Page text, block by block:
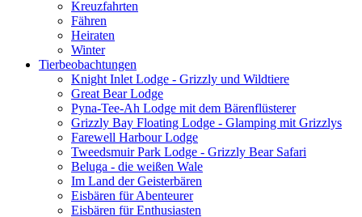
Kreuzfahrten
Fähren
Heiraten
Winter
Tierbeobachtungen
Knight Inlet Lodge - Grizzly und Wildtiere
Great Bear Lodge
Pyna-Tee-Ah Lodge mit dem Bärenflüsterer
Grizzly Bay Floating Lodge - Glamping mit Grizzlys
Farewell Harbour Lodge
Tweedsmuir Park Lodge - Grizzly Bear Safari
Beluga - die weißen Wale
Im Land der Geisterbären
Eisbären für Abenteurer
Eisbären für Enthusiasten